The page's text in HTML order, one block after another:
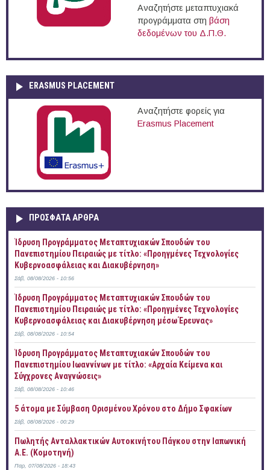
Αναζητήστε μεταπτυχιακά
προγράμματα στη βάση
δεδομένων του Δ.Π.Θ.
ERASMUS PLACEMENT
Αναζητήστε φορείς για
Erasmus Placement
ΠΡOΣΦΑΤΑ AΡΘΡΑ
Ίδρυση Προγράμματος Μεταπτυχιακών Σπουδών του
Πανεπιστημίου Πειραιώς με τίτλο: «Προηγμένες Τεχνολογίες
Κυβερνοασφάλειας και Διακυβέρνηση»
Σάβ, 08/08/2026 - 10:56
Ίδρυση Προγράμματος Μεταπτυχιακών Σπουδών του
Πανεπιστημίου Πειραιώς με τίτλο: «Προηγμένες Τεχνολογίες
Κυβερνοασφάλειας και Διακυβέρνηση μέσω Έρευνας»
Σάβ, 08/08/2026 - 10:54
Ίδρυση Προγράμματος Μεταπτυχιακών Σπουδών του
Πανεπιστημίου Ιωαννίνων με τίτλο: «Αρχαία Κείμενα και
Σύγχρονες Αναγνώσεις»
Σάβ, 08/08/2026 - 10:46
5 άτομα με Σύμβαση Ορισμένου Χρόνου στο Δήμο Σφακίων
Σάβ, 08/08/2026 - 00:29
Πωλητής Ανταλλακτικών Αυτοκινήτου Πάγκου στην Ιαπωνική
Α.Ε. (Κομοτηνή)
Παρ, 07/08/2026 - 18:43